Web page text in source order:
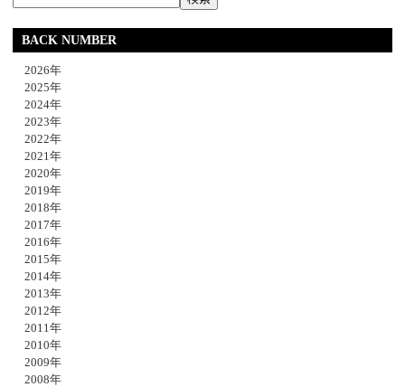
BACK NUMBER
2026年
2025年
2024年
2023年
2022年
2021年
2020年
2019年
2018年
2017年
2016年
2015年
2014年
2013年
2012年
2011年
2010年
2009年
2008年